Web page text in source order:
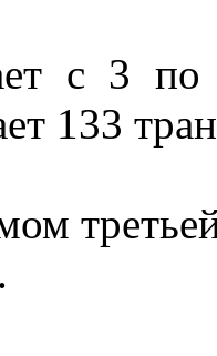
с 3 по
133